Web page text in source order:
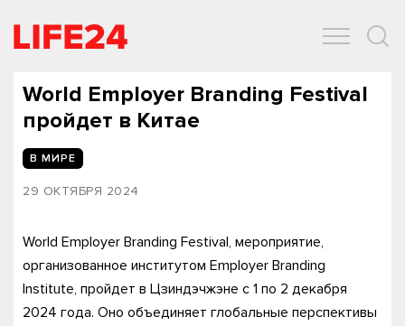
World Employer Branding Festival
пройдет в Китае
В МИРЕ
29 ОКТЯБРЯ 2024
World Employer Branding Festival, мероприятие,
организованное институтом Employer Branding
Institute, пройдет в Цзиндэчжэне с 1 по 2 декабря
2024 года. Оно объединяет глобальные перспективы